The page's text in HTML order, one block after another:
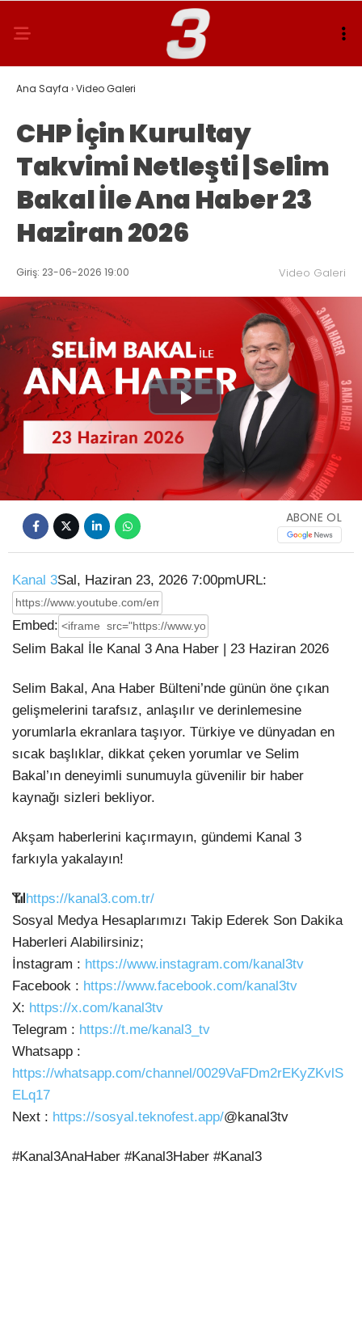
Ana Sayfa ›Video Galeri
CHP İçin Kurultay
Takvimi Netleşti | Selim
Bakal İle Ana Haber 23
Haziran 2026
Giriş: 23-06-2026 19:00 Video Galeri
Play
Video
ABONE OL
Kanal 3Sal, Haziran 23, 2026 7:00pmURL:
Embed:
Selim Bakal İle Kanal 3 Ana Haber | 23 Haziran 2026
Selim Bakal, Ana Haber Bülteni’nde günün öne çıkan
gelişmelerini tarafsız, anlaşılır ve derinlemesine
yorumlarla ekranlara taşıyor. Türkiye ve dünyadan en
sıcak başlıklar, dikkat çeken yorumlar ve Selim
Bakal’ın deneyimli sunumuyla güvenilir bir haber
kaynağı sizleri bekliyor.
Akşam haberlerini kaçırmayın, gündemi Kanal 3
farkıyla yakalayın!
📶 https://kanal3.com.tr/
Sosyal Medya Hesaplarımızı Takip Ederek Son Dakika
Haberleri Alabilirsiniz;
İnstagram : https://www.instagram.com/kanal3tv
Facebook : https://www.facebook.com/kanal3tv
X: https://x.com/kanal3tv
Telegram : https://t.me/kanal3_tv
Whatsapp :
https://whatsapp.com/channel/0029VaFDm2rEKyZKvlS
ELq17
Next : https://sosyal.teknofest.app/@kanal3tv
#Kanal3AnaHaber #Kanal3Haber #Kanal3